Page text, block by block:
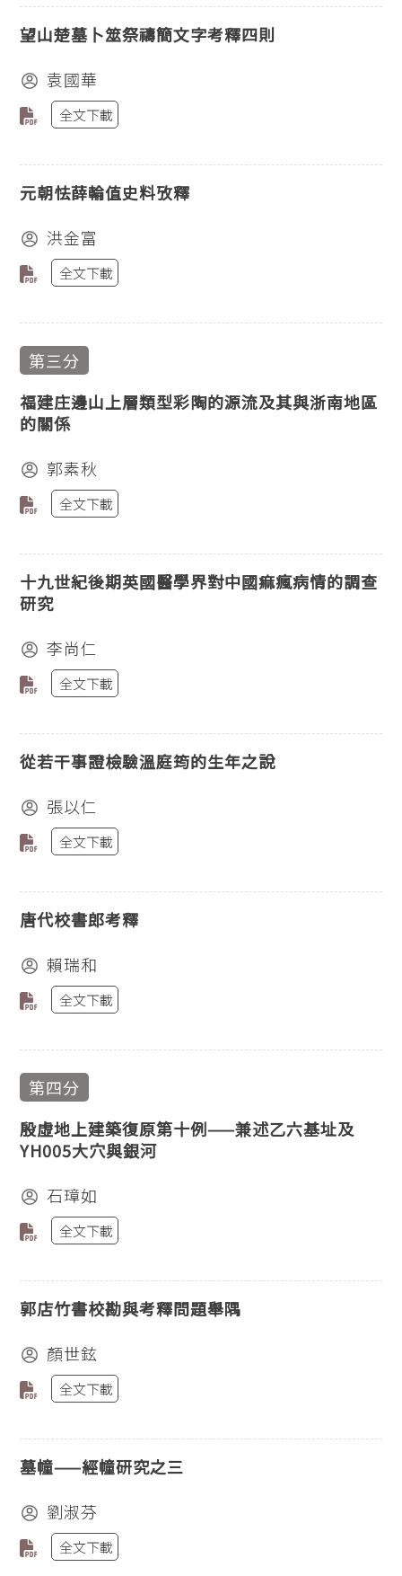
望山楚墓卜筮祭禱簡文字考釋四則
袁國華
全文下載
元朝怯薛輪值史料攷釋
洪金富
全文下載
第三分
福建庄邊山上層類型彩陶的源流及其與浙南地區
的關係
郭素秋
全文下載
十九世紀後期英國醫學界對中國痲瘋病情的調查
研究
李尚仁
全文下載
從若干事證檢驗溫庭筠的生年之說
張以仁
全文下載
唐代校書郎考釋
賴瑞和
全文下載
第四分
殷虛地上建築復原第十例——兼述乙六基址及
YH005大穴與銀河
石璋如
全文下載
郭店竹書校勘與考釋問題舉隅
顏世鉉
全文下載
墓幢——經幢研究之三
劉淑芬
全文下載